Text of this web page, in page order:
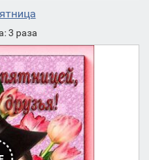
3 раза